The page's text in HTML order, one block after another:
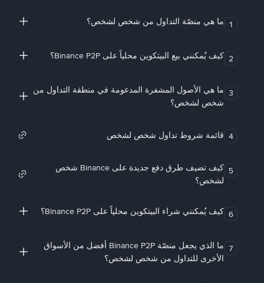
1 ما هي منصّة التداول من شخص لشخص؟
2 كيف يُمكنني بيع البيتكوين محلياً على Binance P2P؟
3 ما هي الأصول المشفرة المدعومة في منطقة التداول من
شخص لشخص؟
4 قائمة شروط تداول شخص لشخص
5
كيف تضيف طرق دفع جديدة على Binance شخص
لشخص؟
6 كيف يُمكنني شراء البيتكوين محلياً على Binance P2P؟
7
ما الذي يجعل منصّة Binance P2P أفضل من الأسواق
الأخرى للتداول من شخص لشخص؟